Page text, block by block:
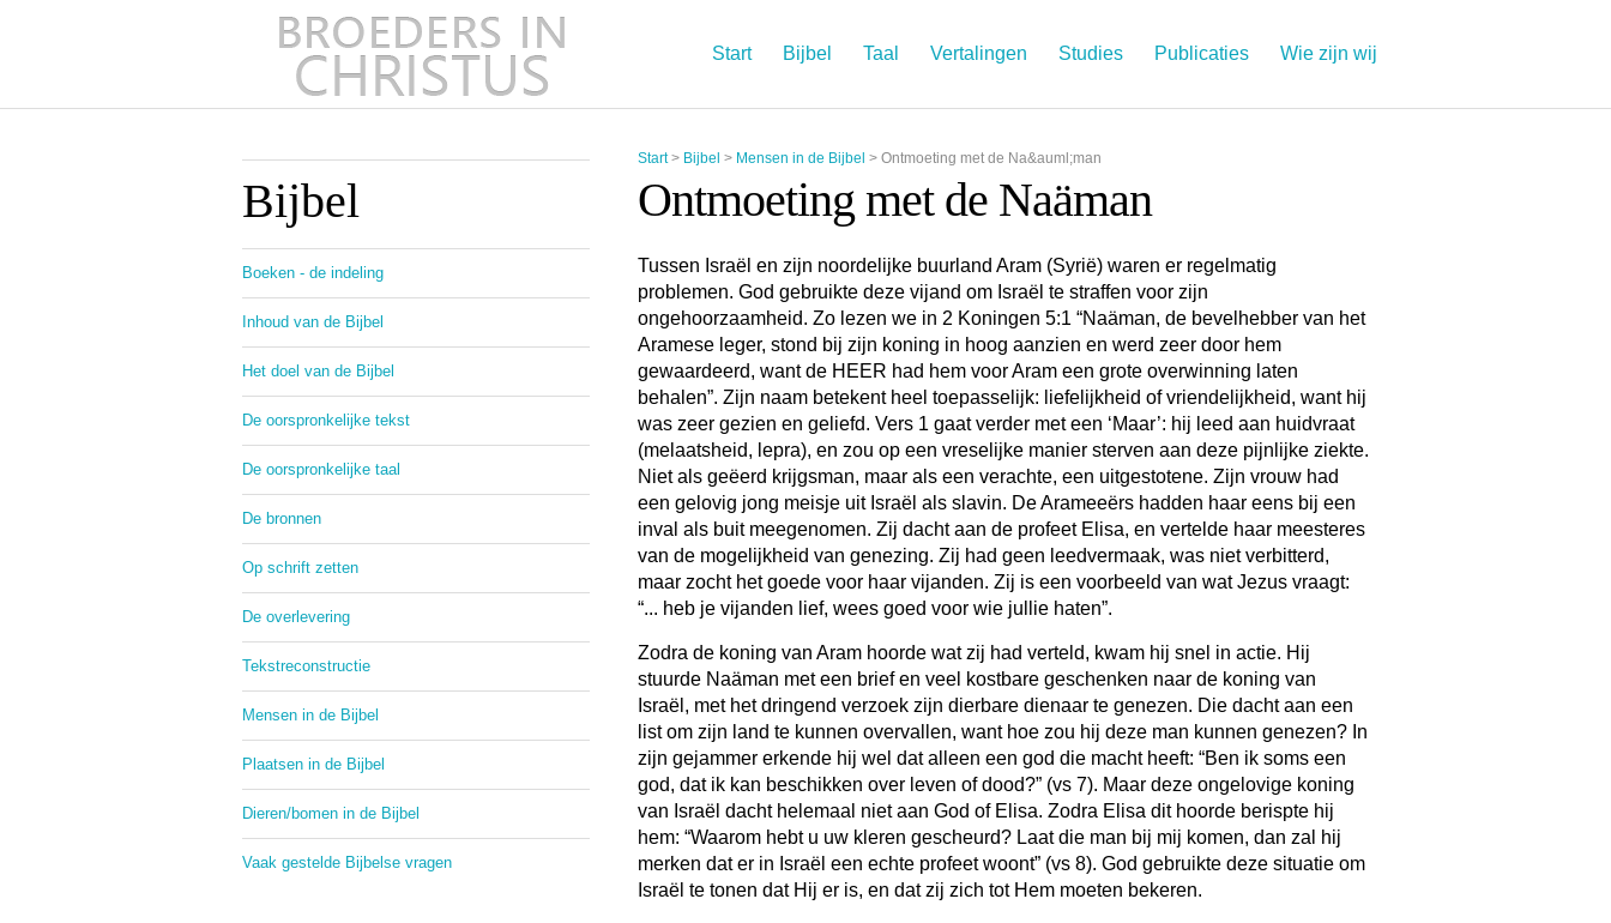
Start Bijbel Taal Vertalingen Studies Publicaties Wie zijn wij
Start> Bijbel > Mensen in de Bijbel > Ontmoeting met de Na&auml;man
Ontmoeting met de Naäman
Tussen Israël en zijn noordelijke buurland Aram (Syrië) waren er regelmatig
problemen. God gebruikte deze vijand om Israël te straffen voor zijn
ongehoorzaamheid. Zo lezen we in 2 Koningen 5:1 “Naäman, de bevelhebber van het
Aramese leger, stond bij zijn koning in hoog aanzien en werd zeer door hem
gewaardeerd, want de HEER had hem voor Aram een grote overwinning laten
behalen”. Zijn naam betekent heel toepasselijk: liefelijkheid of vriendelijkheid, want hij
was zeer gezien en geliefd. Vers 1 gaat verder met een ‘Maar’: hij leed aan huidvraat
(melaatsheid, lepra), en zou op een vreselijke manier sterven aan deze pijnlijke ziekte.
Niet als geëerd krijgsman, maar als een verachte, een uitgestotene. Zijn vrouw had
een gelovig jong meisje uit Israël als slavin. De Arameeërs hadden haar eens bij een
inval als buit meegenomen. Zij dacht aan de profeet Elisa, en vertelde haar meesteres
van de mogelijkheid van genezing. Zij had geen leedvermaak, was niet verbitterd,
maar zocht het goede voor haar vijanden. Zij is een voorbeeld van wat Jezus vraagt:
“... heb je vijanden lief, wees goed voor wie jullie haten”.
Zodra de koning van Aram hoorde wat zij had verteld, kwam hij snel in actie. Hij
stuurde Naäman met een brief en veel kostbare geschenken naar de koning van
Israël, met het dringend verzoek zijn dierbare dienaar te genezen. Die dacht aan een
list om zijn land te kunnen overvallen, want hoe zou hij deze man kunnen genezen? In
zijn gejammer erkende hij wel dat alleen een god die macht heeft: “Ben ik soms een
god, dat ik kan beschikken over leven of dood?” (vs 7). Maar deze ongelovige koning
van Israël dacht helemaal niet aan God of Elisa. Zodra Elisa dit hoorde berispte hij
hem: “Waarom hebt u uw kleren gescheurd? Laat die man bij mij komen, dan zal hij
merken dat er in Israël een echte profeet woont” (vs 8). God gebruikte deze situatie om
Israël te tonen dat Hij er is, en dat zij zich tot Hem moeten bekeren.
Bijbel
Boeken - de indeling
Inhoud van de Bijbel
Het doel van de Bijbel
De oorspronkelijke tekst
De oorspronkelijke taal
De bronnen
Op schrift zetten
De overlevering
Tekstreconstructie
Mensen in de Bijbel
Plaatsen in de Bijbel
Dieren/bomen in de Bijbel
Vaak gestelde Bijbelse vragen